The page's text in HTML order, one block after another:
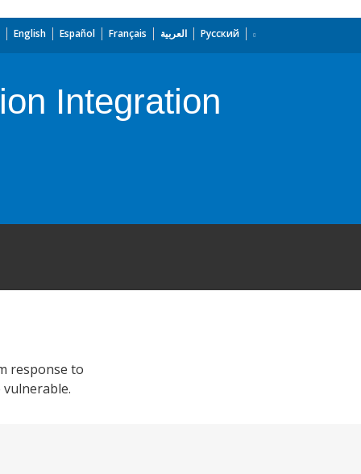
English Español Français العربية Русский
Integration
response to